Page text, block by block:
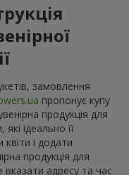
замовлення
пропонує купу
продукція для
ідеально її
і додати
продукція для
вказати адресу та час